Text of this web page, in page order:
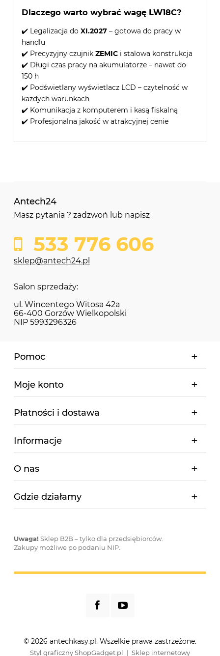
Dlaczego warto wybrać wagę LW18C?
✔️ Legalizacja do XI.2027 – gotowa do pracy w
handlu
✔️ Precyzyjny czujnik ZEMIC i stalowa konstrukcja
✔️ Długi czas pracy na akumulatorze – nawet do
150 h
✔️ Podświetlany wyświetlacz LCD – czytelność w
każdych warunkach
✔️ Komunikacja z komputerem i kasą fiskalną
✔️ Profesjonalna jakość w atrakcyjnej cenie
Antech24
Masz pytania ? zadzwoń lub napisz
533 776 606
sklep@antech24.pl
Salon sprzedaży:
ul. Wincentego Witosa 42a
66-400 Gorzów Wielkopolski
NIP 5993296326
Pomoc
Moje konto
Płatności i dostawa
Informacje
O nas
Gdzie działamy
Uwaga! Sklep B2B – tylko dla przedsiębiorców.
Zakupy możliwe po podaniu NIP.
© 2026 antechkasy.pl. Wszelkie prawa zastrzeżone.
Styl graficzny ShopGadget.pl Sklep internetowy